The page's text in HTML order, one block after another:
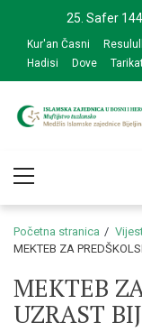
navigation
content
25. Safer
Kur'an Časni
Hadisi
Dove
Menu
Početna stranica
MEKTEB ZA
MEKTEB
UZRAST